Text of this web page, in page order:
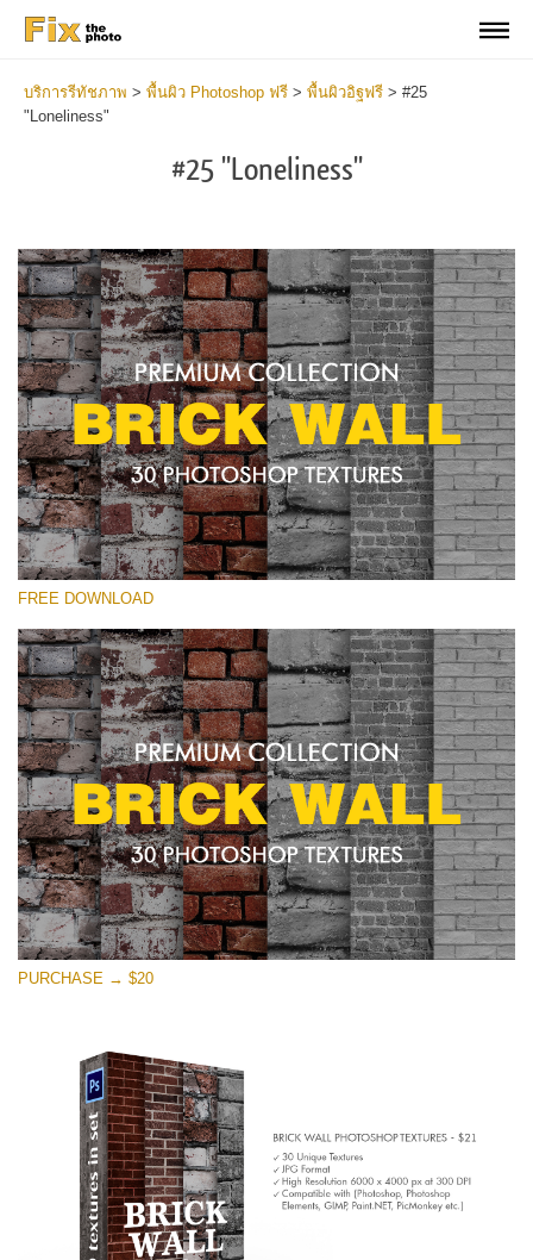
บริการรีทัชภาพ > พื้นผิว Photoshop ฟรี > พื้นผิวอิฐฟรี > #25
"Loneliness"
#25 "Loneliness"
โปรดเลือก
Brick Wall
(30 Textures)
Large 6000*4000px
Entire Collection
(1783 Overlays)
Large 6000*4000px
ดาวน์โหลดฟรี
FREE DOWNLOAD
PURCHASE → $20